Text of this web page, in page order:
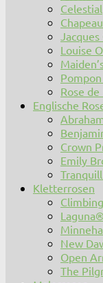
Celestial
Louise
Rose de
Englische
Crown
Emily
Kletterrosen
Laguna®
New
Open
The